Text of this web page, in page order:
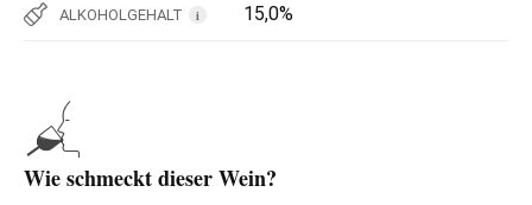
ALKOHOLGEHALT i 15,0%
Wie schmeckt dieser Wein?